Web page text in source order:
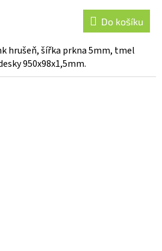
Do košíku
hrušeň, šířka prkna 5mm, tmel
950x98x1,5mm.